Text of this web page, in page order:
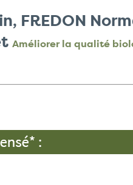
FREDON
Améliorer la qualité